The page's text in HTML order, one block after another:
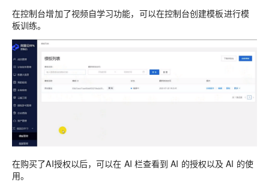
在控制台增加了视频自学习功能，可以在控制台创建模板进行模
板训练。
在购买了AI授权以后，可以在 AI 栏查看到 AI 的授权以及 AI 的使
用。